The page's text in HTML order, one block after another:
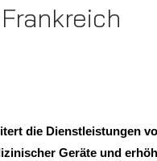
die Dienstleistungen
Geräte und